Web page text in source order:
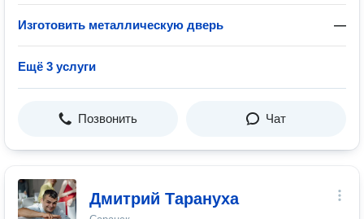
Изготовить металлическую дверь —
Ещё 3 услуги
Позвонить Чат
Дмитрий Тарануха